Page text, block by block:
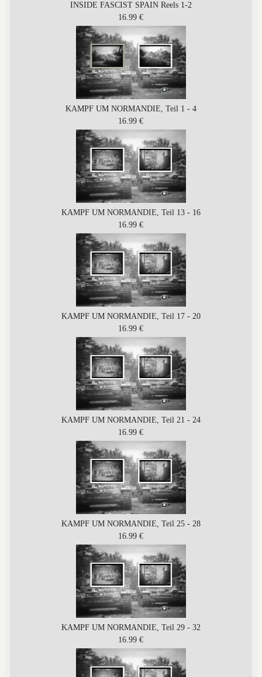
INSIDE FASCIST SPAIN Reels 1-2
16.99 €
KAMPF UM NORMANDIE, Teil 1 - 4
16.99 €
KAMPF UM NORMANDIE, Teil 13 - 16
16.99 €
KAMPF UM NORMANDIE, Teil 17 - 20
16.99 €
KAMPF UM NORMANDIE, Teil 21 - 24
16.99 €
KAMPF UM NORMANDIE, Teil 25 - 28
16.99 €
KAMPF UM NORMANDIE, Teil 29 - 32
16.99 €